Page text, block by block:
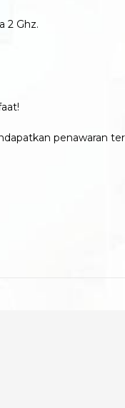
2 Ghz.
penawaran